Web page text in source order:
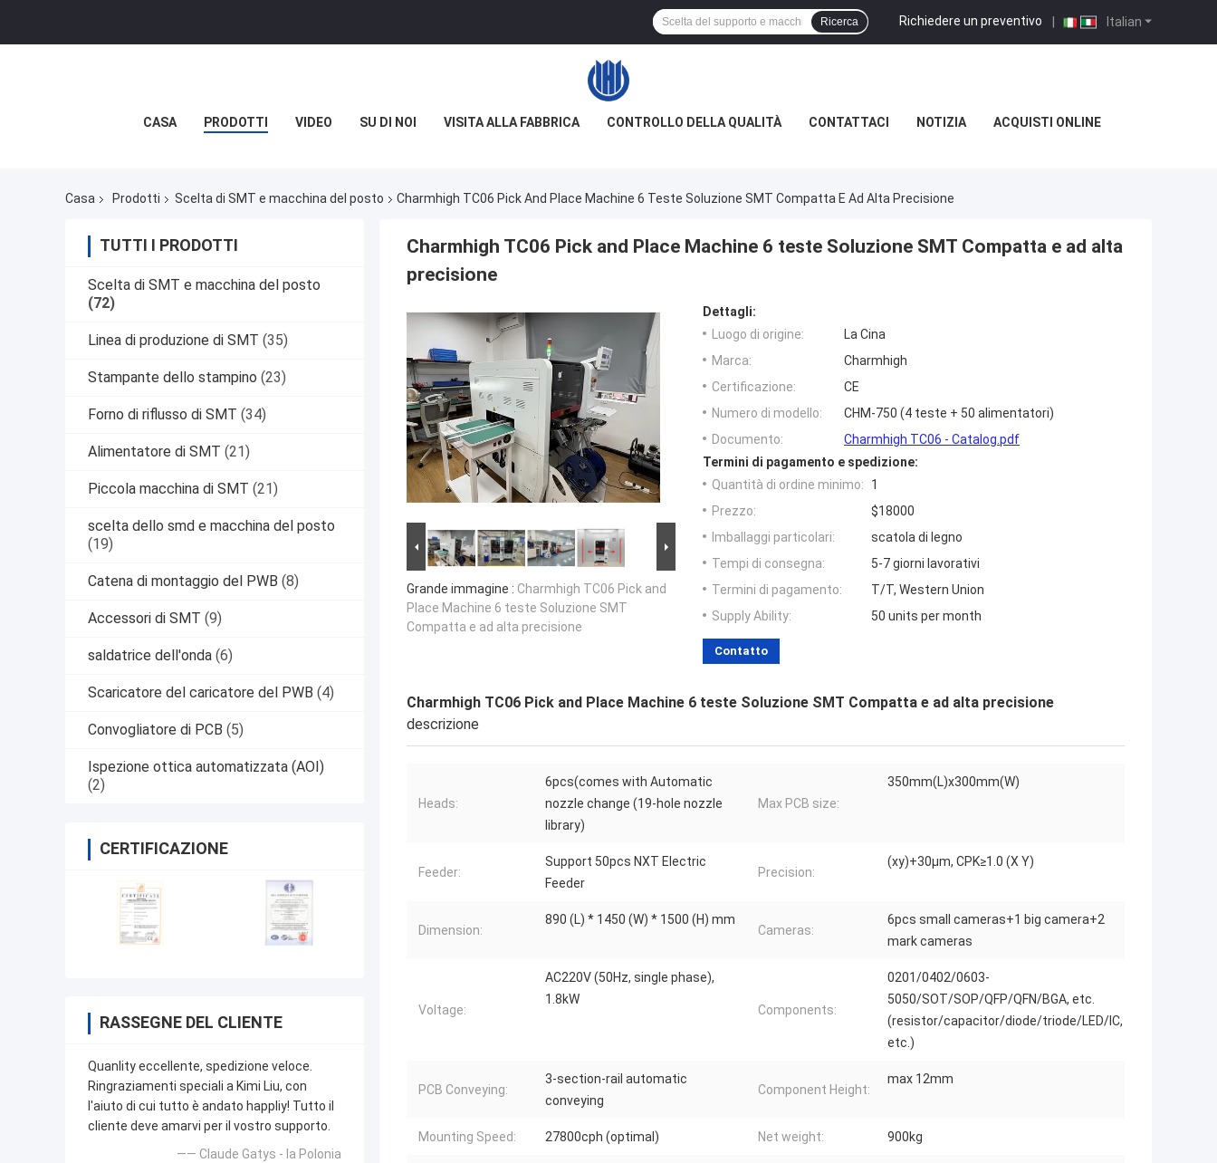
Italian
Richiedere un preventivo |
Ricerca
CASA PRODOTTI VIDEO SU DI NOI VISITA ALLA FABBRICA CONTROLLO DELLA QUALITÀ CONTATTACI NOTIZIA ACQUISTI ONLINE
Casa Prodotti Scelta di SMT e macchina del posto Charmhigh TC06 Pick And Place Machine 6 Teste Soluzione SMT Compatta E Ad Alta Precisione
TUTTI I PRODOTTI
Scelta di SMT e macchina del posto
(72)
Linea di produzione di SMT (35)
Stampante dello stampino (23)
Forno di riflusso di SMT (34)
Alimentatore di SMT (21)
Piccola macchina di SMT (21)
scelta dello smd e macchina del posto
(19)
Catena di montaggio del PWB (8)
Accessori di SMT (9)
saldatrice dell'onda (6)
Scaricatore del caricatore del PWB (4)
Convogliatore di PCB (5)
Ispezione ottica automatizzata (AOI)
(2)
CERTIFICAZIONE
RASSEGNE DEL CLIENTE
Quanlity eccellente, spedizione veloce.
Ringraziamenti speciali a Kimi Liu, con
l'aiuto di cui tutto è andato happliy! Tutto il
cliente deve amarvi per il vostro supporto.
—— Claude Gatys - la Polonia
Charmhigh TC06 Pick and Place Machine 6 teste Soluzione SMT Compatta e ad alta
precisione
Grande immagine : Charmhigh TC06 Pick and
Place Machine 6 teste Soluzione SMT
Compatta e ad alta precisione
Dettagli:
Luogo di origine:
La Cina
Marca:
Charmhigh
Certificazione:
CE
Numero di modello:
CHM-750 (4 teste + 50 alimentatori)
Documento:
Charmhigh TC06 - Catalog.pdf
Termini di pagamento e spedizione:
Quantità di ordine minimo:
1
Prezzo:
$18000
Imballaggi particolari:
scatola di legno
Tempi di consegna:
5-7 giorni lavorativi
Termini di pagamento:
T/T, Western Union
Supply Ability:
50 units per month
Contatto
Charmhigh TC06 Pick and Place Machine 6 teste Soluzione SMT Compatta e ad alta precisione
descrizione
Heads:
6pcs(comes with Automatic
nozzle change (19-hole nozzle
library)
Max PCB size:
350mm(L)x300mm(W)
Feeder:
Support 50pcs NXT Electric
Feeder
Precision:
(xy)+30μm, CPK≥1.0 (X Y)
Dimension:
890 (L) * 1450 (W) * 1500 (H) mm
Cameras:
6pcs small cameras+1 big camera+2
mark cameras
Voltage:
AC220V (50Hz, single phase),
1.8kW
Components:
0201/0402/0603-
5050/SOT/SOP/QFP/QFN/BGA, etc.
(resistor/capacitor/diode/triode/LED/IC,
etc.)
PCB Conveying:
3-section-rail automatic
conveying
Component Height:
max 12mm
Mounting Speed: 27800cph (optimal) Net weight: 900kg